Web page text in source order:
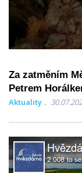
Za zatměním
Petrem
Aktuality